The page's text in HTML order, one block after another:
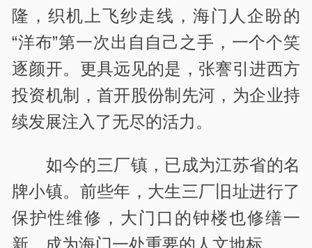
隆，织机上飞纱走线，海门人企盼的
“洋布”第一次出自自己之手，一个个笑
逐颜开。更具远见的是，张謇引进西方
投资机制，首开股份制先河，为企业持
续发展注入了无尽的活力。
如今的三厂镇，已成为江苏省的名
牌小镇。前些年，大生三厂旧址进行了
保护性维修，大门口的钟楼也修缮一